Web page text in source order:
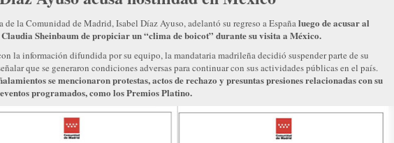
de la Comunidad de Madrid, Isabel Díaz Ayuso, adelantó su regreso a Españaluego de acusar al
Sheinbaum de propiciar un “clima de boicot” durante su visita a México.
la información difundida por su equipo, la mandataria madrileña decidió suspender parte de su
que se generaron condiciones adversas para continuar con sus actividades públicas en el país.
se mencionaron protestas, actos de rechazo y presuntas presiones relacionadas con su
programados, como los Premios Platino.